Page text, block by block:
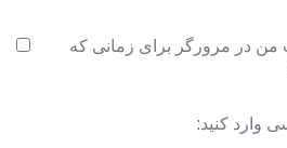
من در مرورگر برای زمانی که
وارد کنید: